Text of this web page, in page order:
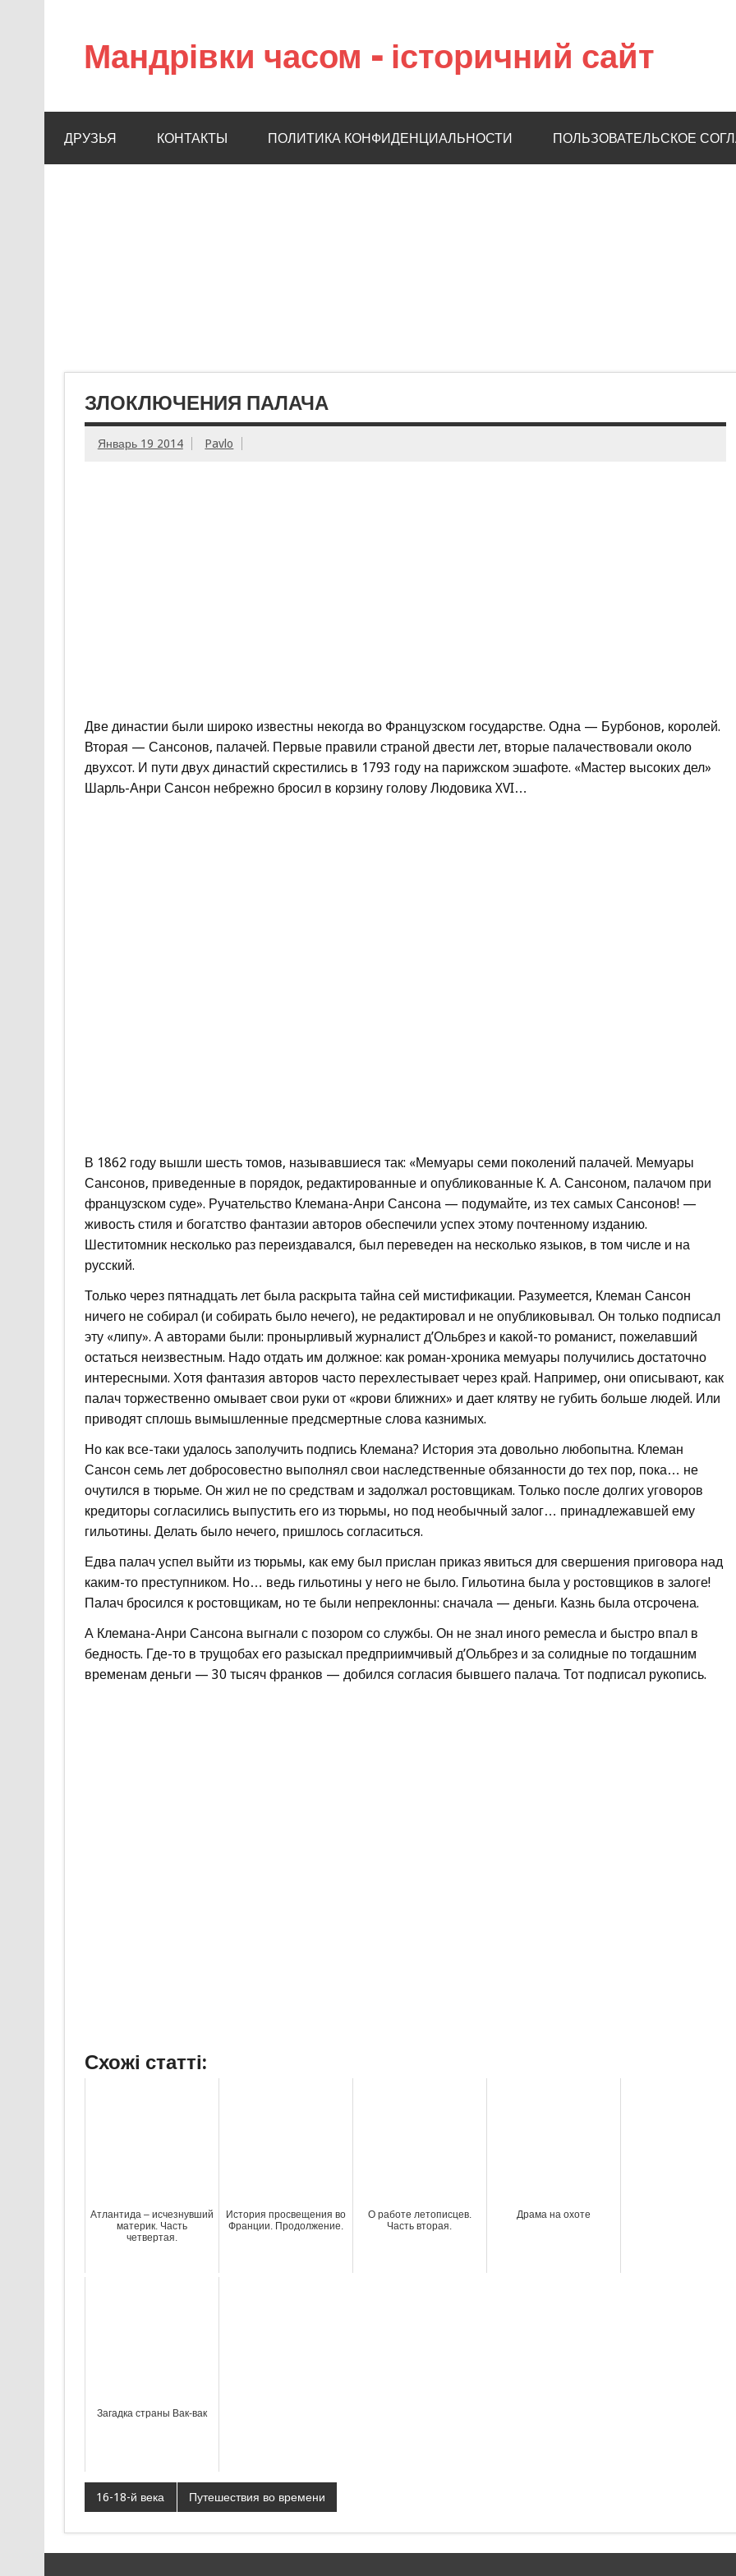
Мандрівки часом – історичний сайт
ДРУЗЬЯ КОНТАКТЫ ПОЛИТИКА КОНФИДЕНЦИАЛЬНОСТИ ПОЛЬЗОВАТЕЛЬСКОЕ
ЗЛОКЛЮЧЕНИЯ ПАЛАЧА
Январь 19 2014 Pavlo
Две династии были широко известны некогда во Французском государстве. Одна — Бурбонов, королей.
Вторая — Сансонов, палачей. Первые правили страной двести лет, вторые палачествовали около
двухсот. И пути двух династий скрестились в 1793 году на парижском эшафоте. «Мастер высоких дел»
Шарль-Анри Сансон небрежно бросил в корзину голову Людовика XVI…
В 1862 году вышли шесть томов, называвшиеся так: «Мемуары семи поколений палачей. Мемуары
Сансонов, приведенные в порядок, редактированные и опубликованные К. А. Сансоном, палачом при
французском суде». Ручательство Клемана-Анри Сансона — подумайте, из тех самых Сансонов! —
живость стиля и богатство фантазии авторов обеспечили успех этому почтенному изданию.
Шеститомник несколько раз переиздавался, был переведен на несколько языков, в том числе и на
русский.
Только через пятнадцать лет была раскрыта тайна сей мистификации. Разумеется, Клеман Сансон
ничего не собирал (и собирать было нечего), не редактировал и не опубликовывал. Он только подписал
эту «липу». А авторами были: пронырливый журналист д’Ольбрез и какой-то романист, пожелавший
остаться неизвестным. Надо отдать им должное: как роман-хроника мемуары получились достаточно
интересными. Хотя фантазия авторов часто перехлестывает через край. Например, они описывают, как
палач торжественно омывает свои руки от «крови ближних» и дает клятву не губить больше людей. Или
приводят сплошь вымышленные предсмертные слова казнимых.
Но как все-таки удалось заполучить подпись Клемана? История эта довольно любопытна. Клеман
Сансон семь лет добросовестно выполнял свои наследственные обязанности до тех пор, пока… не
очутился в тюрьме. Он жил не по средствам и задолжал ростовщикам. Только после долгих уговоров
кредиторы согласились выпустить его из тюрьмы, но под необычный залог… принадлежавшей ему
гильотины. Делать было нечего, пришлось согласиться.
Едва палач успел выйти из тюрьмы, как ему был прислан приказ явиться для свершения приговора над
каким-то преступником. Но… ведь гильотины у него не было. Гильотина была у ростовщиков в залоге!
Палач бросился к ростовщикам, но те были непреклонны: сначала — деньги. Казнь была отсрочена.
А Клемана-Анри Сансона выгнали с позором со службы. Он не знал иного ремесла и быстро впал в
бедность. Где-то в трущобах его разыскал предприимчивый д’Ольбрез и за солидные по тогдашним
временам деньги — 30 тысяч франков — добился согласия бывшего палача. Тот подписал рукопись.
Схожі статті:
Атлантида – исчезнувший
материк. Часть
четвертая.
История просвещения во
Франции. Продолжение.
О работе летописцев.
Часть вторая.
Драма на охоте
Загадка страны Вак-вак
16-18-й века Путешествия во времени